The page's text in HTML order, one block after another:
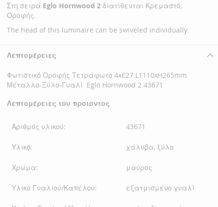
Στη σειρά Eglo Hornwood 2 διατίθενται Κρεμαστό,
Οροφής.
The head of this luminaire can be swiveled individually.
Λεπτομέρειες
Φωτιστικό Οροφής Τετράφωτο 4xE27 L1110xH265mm
Μέταλλο-Ξύλο-Γυαλί Eglo Hornwood 2 43671
Λεπτομέρειες του προιοντος
Αριθμός υλικού: 43671
Υλικό: χάλυβα, ξύλο
Χρώμα: μαύρος
Υλικο Γυαλιού/Καπέλου: εξατμισμένο γυαλί